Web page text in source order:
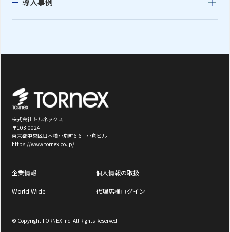
株式会社トルネックス
〒103-0024
東京都中央区日本橋小舟町6-6 小倉ビル
https://www.tornex.co.jp/
企業情報 個人情報の取扱
World Wide 代理店様ログイン
© Copyright TORNEX Inc. All Rights Reserved